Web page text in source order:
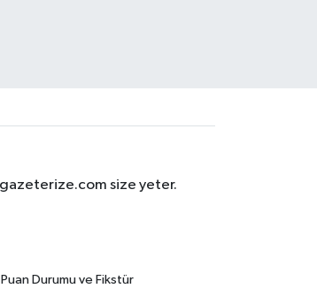
size yeter.
Puan Durumu ve Fikstür